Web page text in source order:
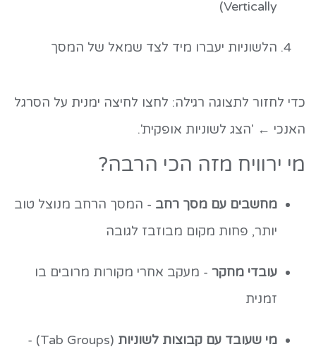
Vertically)
הלשוניות יעברו מיד לצד שמאל של המסך
כדי לחזור לתצוגה רגילה: לחצו לחיצה ימנית על הסרגל
האנכי ← 'הצג לשוניות אופקית'.
מי ירוויח מזה הכי הרבה?
מחשבים עם מסך רחב - המסך הרחב מנוצל טוב
יותר, פחות מקום מבוזבז לגובה
עובדי מחקר - מעקב אחרי מקורות מרובים בו
זמנית
מי שעובד עם קבוצות לשוניות
(Tab Groups) -